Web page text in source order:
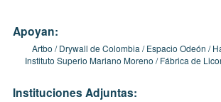
Apoyan:
Artbo Drywall de Colombia Espacio Odeón
Instituto Superio Mariano Moreno
Fábrica de
Instituciones Adjuntas: